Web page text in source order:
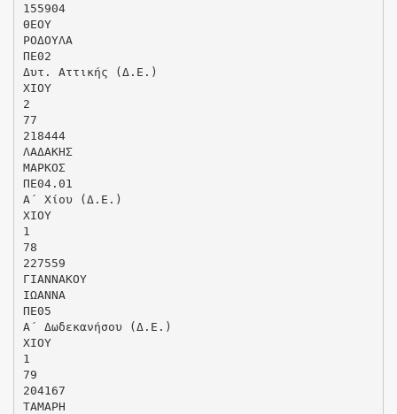
155904
ΘΕΟΥ
ΡΟΔΟΥΛΑ
ΠΕ02
Δυτ. Αττικής (Δ.Ε.)
ΧΙΟΥ
2
77
218444
ΛΑΔΑΚΗΣ
ΜΑΡΚΟΣ
ΠΕ04.01
Α΄ Χίου (Δ.Ε.)
ΧΙΟΥ
1
78
227559
ΓΙΑΝΝΑΚΟΥ
ΙΩΑΝΝΑ
ΠΕ05
Α΄ Δωδεκανήσου (Δ.Ε.)
ΧΙΟΥ
1
79
204167
ΤΑΜΑΡΗ